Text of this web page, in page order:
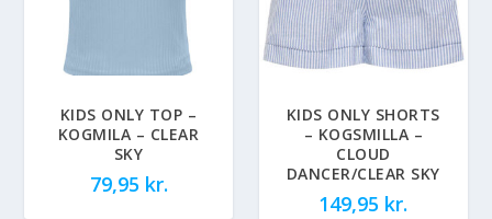
KIDS ONLY TOP –
KOGMILA – CLEAR
SKY
79,95 kr.
KIDS ONLY SHORTS
– KOGSMILLA –
CLOUD
DANCER/CLEAR SKY
149,95 kr.